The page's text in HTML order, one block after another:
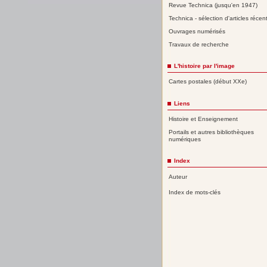
Revue Technica (jusqu'en 1947)
Technica - sélection d'articles
Ouvrages numérisés
Travaux de recherche
L'histoire par l'image
Cartes postales (début XXe)
Liens
Histoire et Enseignement
Portails et autres bibliothèques
numériques
Index
Auteur
Index de mots-clés